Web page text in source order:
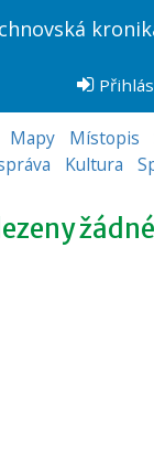
Mapy Místopis
Kultura
žádné